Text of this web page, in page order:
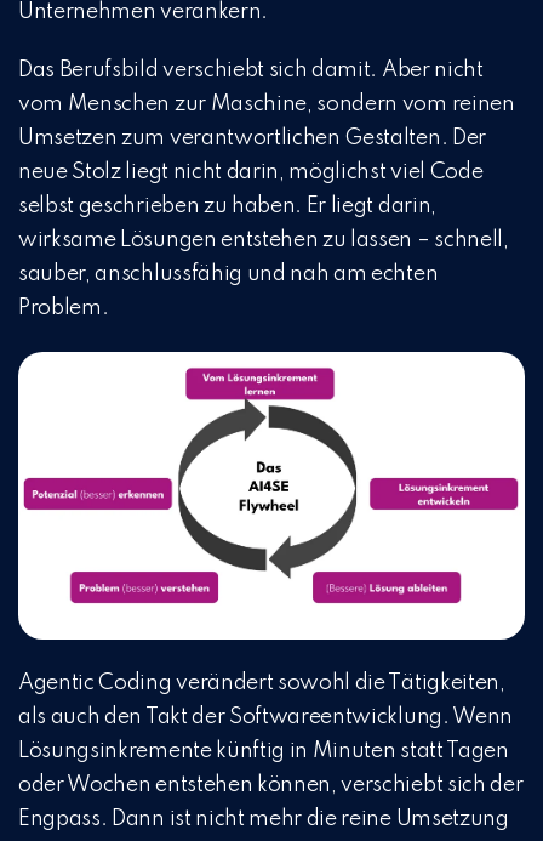
Unternehmen verankern.
Das Berufsbild verschiebt sich damit. Aber nicht
vom Menschen zur Maschine, sondern vom reinen
Umsetzen zum verantwortlichen Gestalten. Der
neue Stolz liegt nicht darin, möglichst viel Code
selbst geschrieben zu haben. Er liegt darin,
wirksame Lösungen entstehen zu lassen – schnell,
sauber, anschlussfähig und nah am echten
Problem.
Agentic Coding verändert sowohl die Tätigkeiten,
als auch den Takt der Softwareentwicklung. Wenn
Lösungsinkremente künftig in Minuten statt Tagen
oder Wochen entstehen können, verschiebt sich der
Engpass. Dann ist nicht mehr die reine Umsetzung